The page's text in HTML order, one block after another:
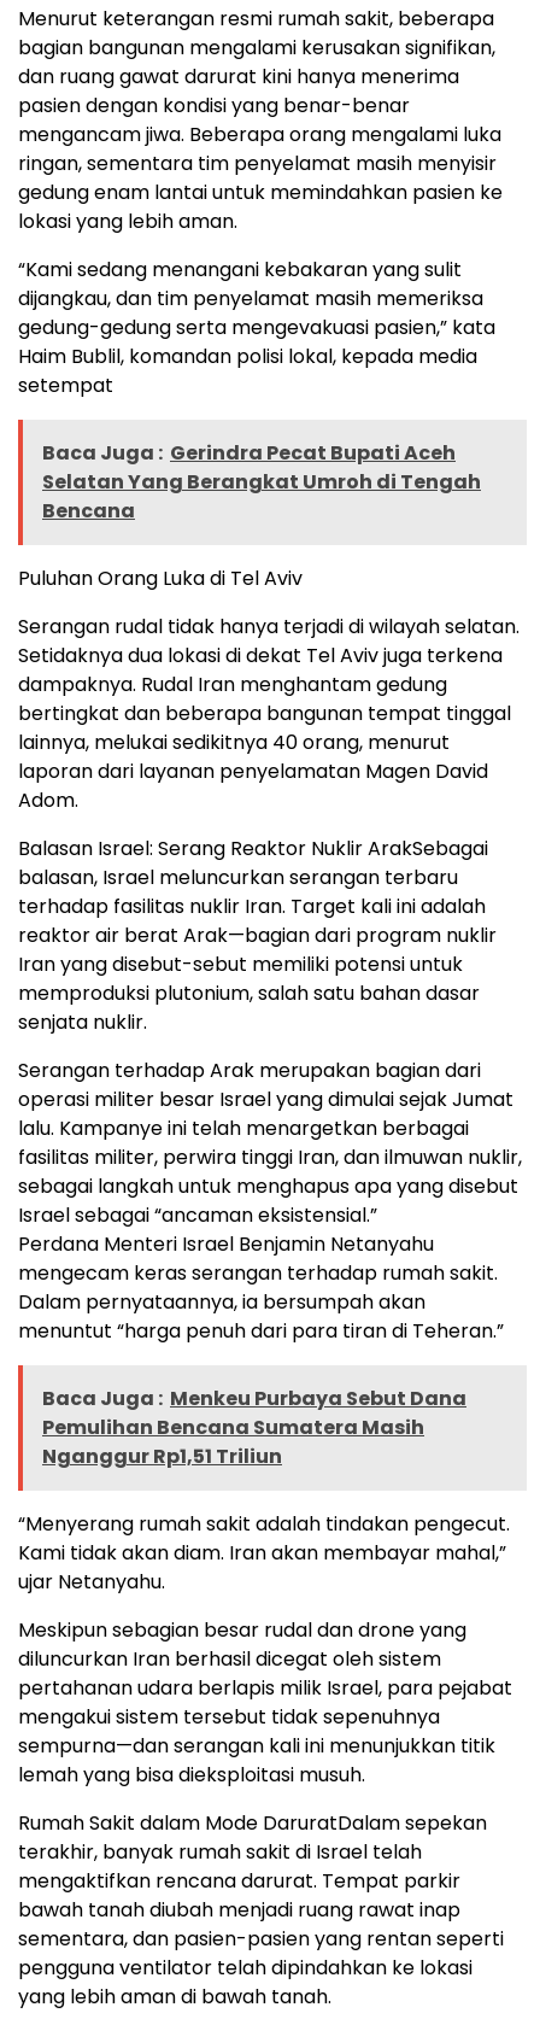
Menurut keterangan resmi rumah sakit, beberapa
bagian bangunan mengalami kerusakan signifikan,
dan ruang gawat darurat kini hanya menerima
pasien dengan kondisi yang benar-benar
mengancam jiwa. Beberapa orang mengalami luka
ringan, sementara tim penyelamat masih menyisir
gedung enam lantai untuk memindahkan pasien ke
lokasi yang lebih aman.
“Kami sedang menangani kebakaran yang sulit
dijangkau, dan tim penyelamat masih memeriksa
gedung-gedung serta mengevakuasi pasien,” kata
Haim Bublil, komandan polisi lokal, kepada media
setempat
Baca Juga : Gerindra Pecat Bupati Aceh
Selatan Yang Berangkat Umroh di Tengah
Bencana
Puluhan Orang Luka di Tel Aviv
Serangan rudal tidak hanya terjadi di wilayah selatan.
Setidaknya dua lokasi di dekat Tel Aviv juga terkena
dampaknya. Rudal Iran menghantam gedung
bertingkat dan beberapa bangunan tempat tinggal
lainnya, melukai sedikitnya 40 orang, menurut
laporan dari layanan penyelamatan Magen David
Adom.
Balasan Israel: Serang Reaktor Nuklir ArakSebagai
balasan, Israel meluncurkan serangan terbaru
terhadap fasilitas nuklir Iran. Target kali ini adalah
reaktor air berat Arak—bagian dari program nuklir
Iran yang disebut-sebut memiliki potensi untuk
memproduksi plutonium, salah satu bahan dasar
senjata nuklir.
Serangan terhadap Arak merupakan bagian dari
operasi militer besar Israel yang dimulai sejak Jumat
lalu. Kampanye ini telah menargetkan berbagai
fasilitas militer, perwira tinggi Iran, dan ilmuwan nuklir,
sebagai langkah untuk menghapus apa yang disebut
Israel sebagai “ancaman eksistensial.”
Perdana Menteri Israel Benjamin Netanyahu
mengecam keras serangan terhadap rumah sakit.
Dalam pernyataannya, ia bersumpah akan
menuntut “harga penuh dari para tiran di Teheran.”
Baca Juga : Menkeu Purbaya Sebut Dana
Pemulihan Bencana Sumatera Masih
Nganggur Rp1,51 Triliun
“Menyerang rumah sakit adalah tindakan pengecut.
Kami tidak akan diam. Iran akan membayar mahal,”
ujar Netanyahu.
Meskipun sebagian besar rudal dan drone yang
diluncurkan Iran berhasil dicegat oleh sistem
pertahanan udara berlapis milik Israel, para pejabat
mengakui sistem tersebut tidak sepenuhnya
sempurna—dan serangan kali ini menunjukkan titik
lemah yang bisa dieksploitasi musuh.
Rumah Sakit dalam Mode DaruratDalam sepekan
terakhir, banyak rumah sakit di Israel telah
mengaktifkan rencana darurat. Tempat parkir
bawah tanah diubah menjadi ruang rawat inap
sementara, dan pasien-pasien yang rentan seperti
pengguna ventilator telah dipindahkan ke lokasi
yang lebih aman di bawah tanah.